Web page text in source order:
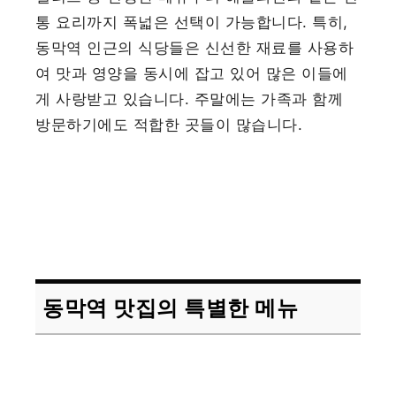
통 요리까지 폭넓은 선택이 가능합니다. 특히,
동막역 인근의 식당들은 신선한 재료를 사용하
여 맛과 영양을 동시에 잡고 있어 많은 이들에
게 사랑받고 있습니다. 주말에는 가족과 함께
방문하기에도 적합한 곳들이 많습니다.
동막역 맛집의 특별한 메뉴